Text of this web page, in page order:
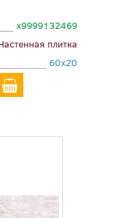
х9999132469
плитка
60x20